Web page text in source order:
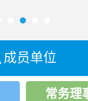
成员单位
常务理